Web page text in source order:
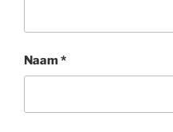
Naam*